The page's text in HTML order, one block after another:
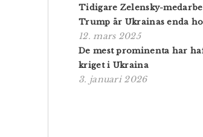
Tidigare Zelensky-
Trump är Ukrainas enda
12. mars 2025
De mest prominenta har
kriget i Ukraina
3. januari 2026